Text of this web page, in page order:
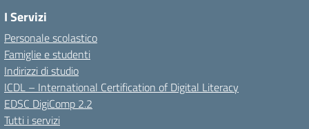
I Servizi
Personale scolastico
Famiglie e studenti
Indirizzi di studio
ICDL – International Certification of Digital Literacy
EDSC DigiComp 2.2
Tutti i servizi